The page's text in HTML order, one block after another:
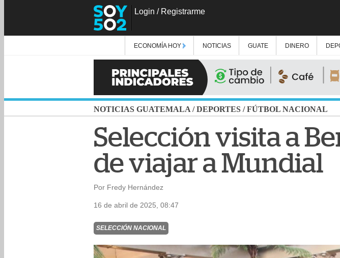
Login / Registrarme
ECONOMÍA HOY NOTICIAS GUATE DINERO
NOTICIAS GUATEMALA /DEPORTES /FÚTBOL NACIONAL
Selección visita a
de viajar a Mundial
Por Fredy Hernández
16 de abril de 2025, 08:47
SELECCIÓN NACIONAL